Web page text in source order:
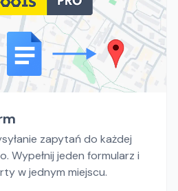
zapytań do każdej
Wypełnij jeden formularz i
w jednym miejscu.